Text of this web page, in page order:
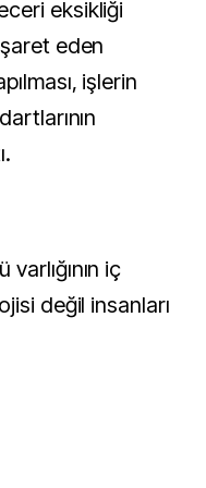
eksikliği
eden
işlerin
iç
değil insanları